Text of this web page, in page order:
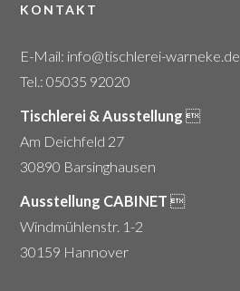
KONTAKT
E-Mail: info@tischlerei-warneke.de
Tel.: 05035 92020
Tischlerei & Ausstellung 
Am Deichfeld 27
30890 Barsinghausen
Ausstellung CABINET 
Windmühlenstr. 1-2
30159 Hannover